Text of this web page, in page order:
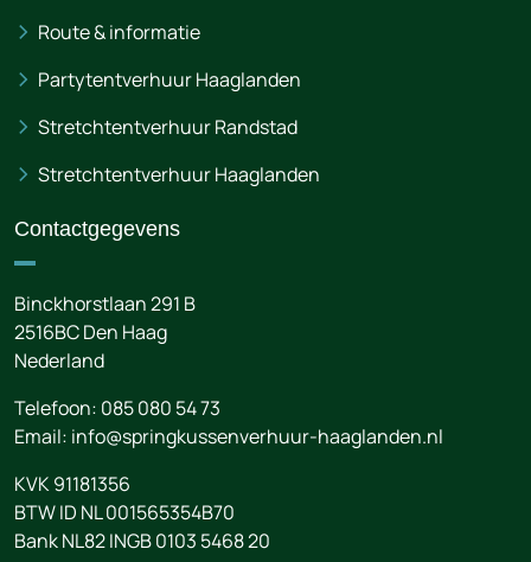
Route & informatie
Partytentverhuur Haaglanden
Stretchtentverhuur Randstad
Stretchtentverhuur Haaglanden
Contactgegevens
Binckhorstlaan 291 B
2516BCDen Haag
Nederland
Telefoon: 085 080 54 73
Email: info@springkussenverhuur-haaglanden.nl
KVK 91181356
BTW ID NL 001565354B70
Bank NL82 INGB 0103 5468 20